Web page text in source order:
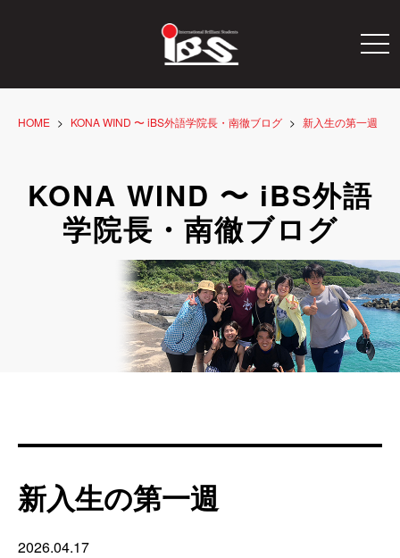
HOME KONA WIND 〜 iBS外語学院長・南徹ブログ 新入生の第一週
KONA WIND 〜 iBS外語
学院長・南徹ブログ
新入生の第一週
2026.04.17